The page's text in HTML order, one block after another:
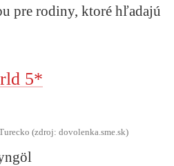
pre rodiny, ktoré hľadajú
5*
(zdroj: dovolenka.sme.sk)